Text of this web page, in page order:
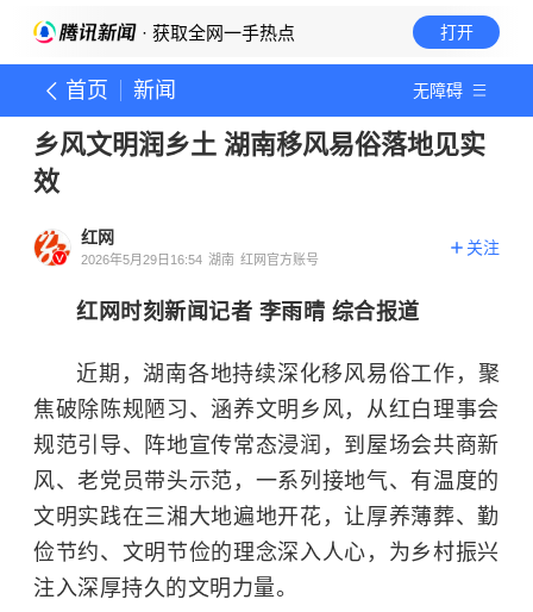
· 获取全网一手热点 打开
首页 新闻 无障碍
乡风文明润乡土 湖南移风易俗落地见实
效
红网
2026年5月29日16:54 湖南 红网官方账号
关注
红网时刻新闻记者 李雨晴 综合报道
近期，湖南各地持续深化移风易俗工作，聚
焦破除陈规陋习、涵养文明乡风，从红白理事会
规范引导、阵地宣传常态浸润，到屋场会共商新
风、老党员带头示范，一系列接地气、有温度的
文明实践在三湘大地遍地开花，让厚养薄葬、勤
俭节约、文明节俭的理念深入人心，为乡村振兴
注入深厚持久的文明力量。